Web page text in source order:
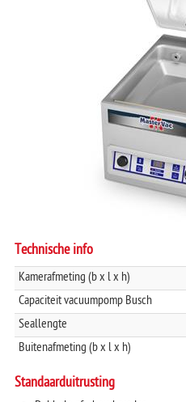
Technische info
Kamerafmeting (b x l x h)
Capaciteit vacuumpomp Busch
Seallengte
Buitenafmeting (b x l x h)
Standaarduitrusting